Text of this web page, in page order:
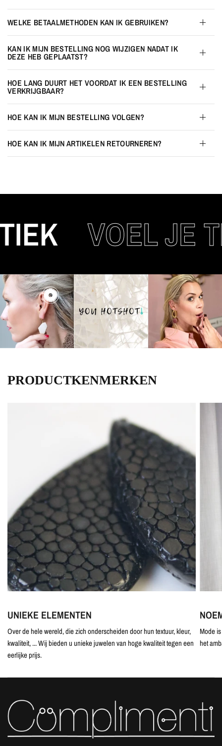
WELKE BETAALMETHODEN KAN IK GEBRUIKEN?
KAN IK MIJN BESTELLING NOG WIJZIGEN NADAT IK
DEZE HEB GEPLAATST?
HOE LANG DUURT HET VOORDAT IK EEN BESTELLING
VERKRIJGBAAR?
HOE KAN IK MIJN BESTELLING VOLGEN?
HOE KAN IK MIJN ARTIKELEN RETOURNEREN?
VOEL JE
PRODUCTKENMERKEN
UNIEKE ELEMENTEN
Over de hele wereld, die zich onderscheiden door hun textuur, kleur,
kwaliteit, ... Wij bieden u unieke juwelen van hoge kwaliteit tegen een
eerlijke prijs.
Mode
het